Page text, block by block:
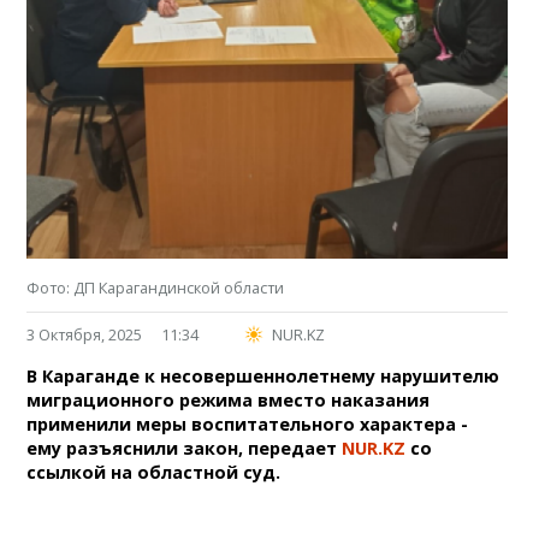
Фото: ДП Карагандинской области
3 Октября, 2025 11:34 NUR.KZ
В Караганде к несовершеннолетнему нарушителю
миграционного режима вместо наказания
применили меры воспитательного характера -
ему разъяснили закон, передает NUR.KZ со
ссылкой на областной суд.